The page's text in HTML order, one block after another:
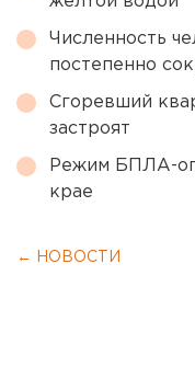
Численность
постепенно
Сгоревший
застроят
Режим БПЛА-
крае
← НОВОСТИ